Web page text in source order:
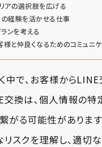
アの選択肢を広げる
の経験を活かせる仕事
ンを考える
様と仲良くなるためのコミュニ
く中で、お客様から
交換は、個人情報の
がる可能性がありま
リスクを理解し、適切